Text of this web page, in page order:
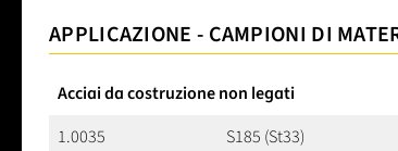
APPLICAZIONE - CAMPIONI DI
Acciai da costruzione non legati
1.0035
S185 (St33)